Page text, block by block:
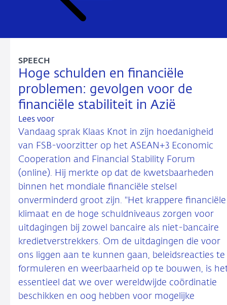
Hoge schulden en financiële
problemen: gevolgen voor de
financiële stabiliteit in Azië
SPEECH
Lees voor
Vandaag sprak Klaas Knot in zijn hoedanigheid
van FSB-voorzitter op het ASEAN+3 Economic
Cooperation and Financial Stability Forum
(online). Hij merkte op dat de kwetsbaarheden
binnen het mondiale financiële stelsel
onverminderd groot zijn. "Het krappere financiële
klimaat en de hoge schuldniveaus zorgen voor
uitdagingen bij zowel bancaire als niet-bancaire
kredietverstrekkers. Om de uitdagingen die voor
ons liggen aan te kunnen gaan, beleidsreacties te
formuleren en weerbaarheid op te bouwen, is
essentieel dat we over wereldwijde coördinatie
beschikken en oog hebben voor mogelijke